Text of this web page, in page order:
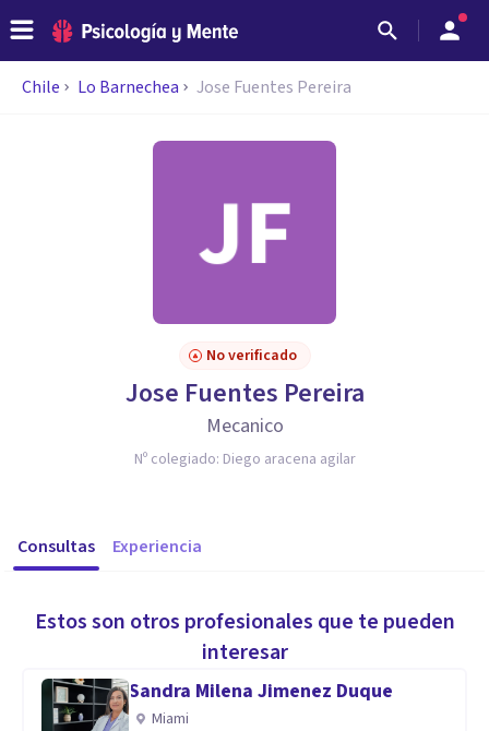
Chile Lo Barnechea Jose Fuentes Pereira
No verificado
Jose Fuentes Pereira
Mecanico
Nº colegiado: Diego aracena agilar
Consultas Experiencia
Estos son otros profesionales que te pueden
interesar
Sandra Milena Jimenez Duque
Miami